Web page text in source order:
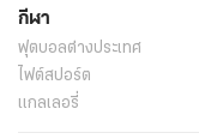
กีฬา
ฟุตบอลต่่างประเทศ
ไฟต์สปอร์ต
แกลเลอรี่